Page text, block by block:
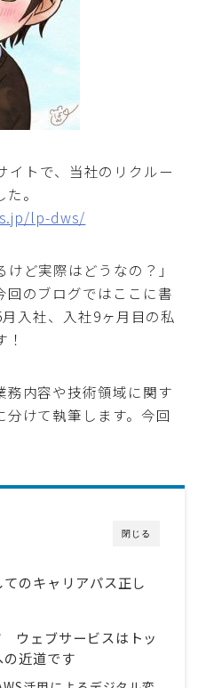
トで、当社のリクルー
。
lp-dws/
けど実際はどうなの？」
回のブログではここに書
入社、入社9ヶ月目の私
務内容や技術領域に関す
けて執筆します。今回
閉じる
のキャリアパス正し
ェブサービスはトッ
の近道です